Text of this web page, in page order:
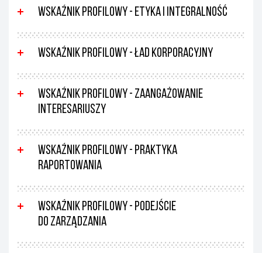
Wskaźnik profilowy - Etyka i integralność
Wskaźnik profilowy - Ład korporacyjny
Wskaźnik profilowy - Zaangażowanie
interesariuszy
Wskaźnik profilowy - Praktyka
raportowania
Wskaźnik profilowy - Podejście
do zarządzania